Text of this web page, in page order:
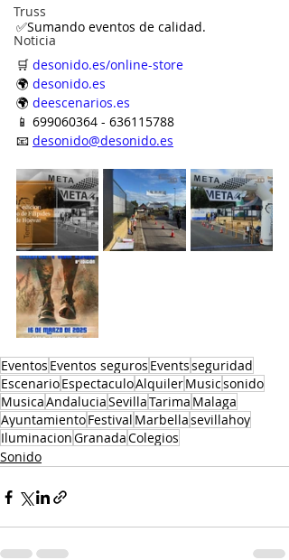
Truss
Noticia
✅Sumando eventos de calidad.
🛒 desonido.es/online-store
🌍 desonido.es
🌍 deescenarios.es
📱 699060364 - 636115788
📧 desonido@desonido.es
Eventos Eventos seguros Eventsseguridad
EscenarioEspectaculoAlquilerMusicsonido
MusicaAndaluciaSevillaTarima Malaga
AyuntamientoFestival Marbellasevillahoy
IluminacionGranadaColegios
Sonido